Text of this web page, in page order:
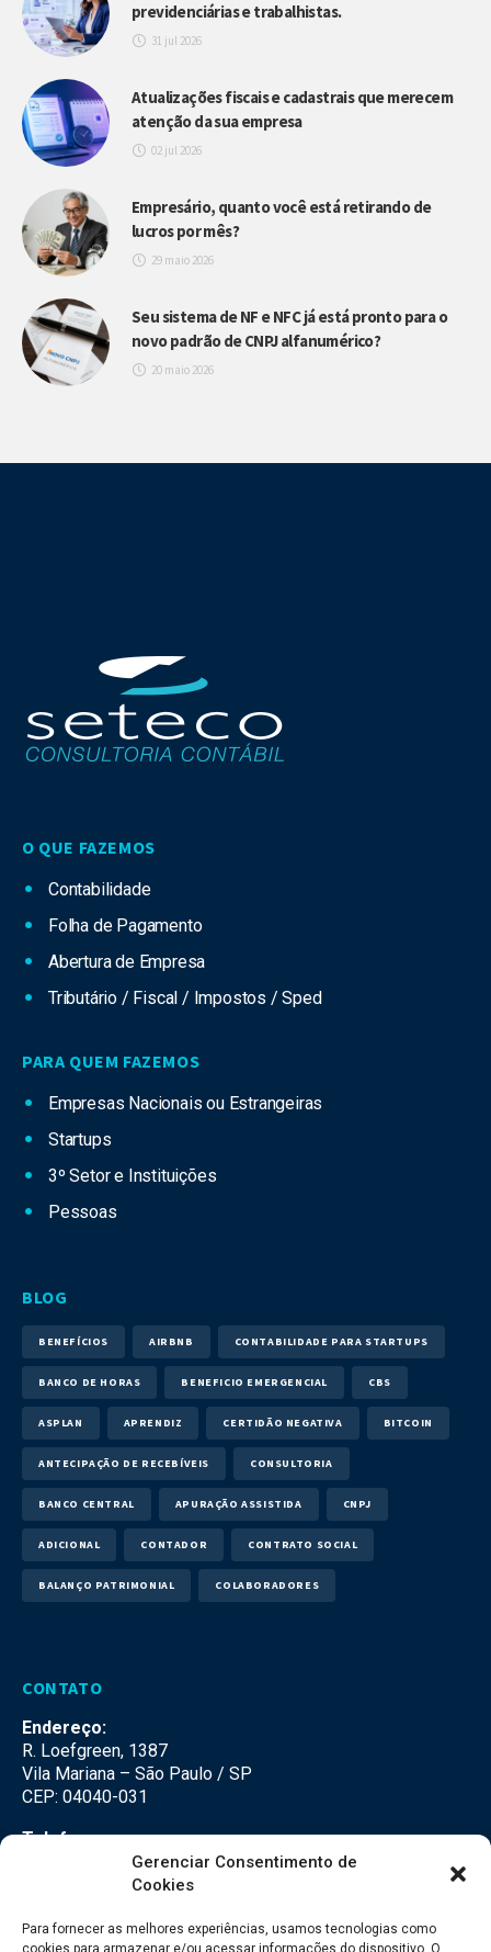
Gerenciar Consentimento de
Cookies
Para fornecer as melhores experiências, usamos tecnologias como
cookies para armazenar e/ou acessar informações do dispositivo. O
previdenciárias e trabalhistas.
31 jul 2026
Atualizações fiscais e cadastrais que merecem
atenção da sua empresa
02 jul 2026
Empresário, quanto você está retirando de
lucros por mês?
29 maio 2026
Seu sistema de NF e NFC já está pronto para o
novo padrão de CNPJ alfanumérico?
20 maio 2026
O QUE FAZEMOS
Contabilidade
Folha de Pagamento
Abertura de Empresa
Tributário / Fiscal / Impostos / Sped
PARA QUEM FAZEMOS
Empresas Nacionais ou Estrangeiras
Startups
3º Setor e Instituições
Pessoas
BLOG
BENEFÍCIOS AIRBNB CONTABILIDADE PARA STARTUPS
BANCO DE HORAS BENEFICIO EMERGENCIAL CBS
ASPLAN APRENDIZ CERTIDÃO NEGATIVA BITCOIN
ANTECIPAÇÃO DE RECEBÍVEIS CONSULTORIA
BANCO CENTRAL APURAÇÃO ASSISTIDA CNPJ
ADICIONAL CONTADOR CONTRATO SOCIAL
BALANÇO PATRIMONIAL COLABORADORES
CONTATO
Endereço:
R. Loefgreen, 1387
Vila Mariana – São Paulo / SP
CEP: 04040-031
Telefone:
(11) 3500-3500
falecom@seteco.com.br